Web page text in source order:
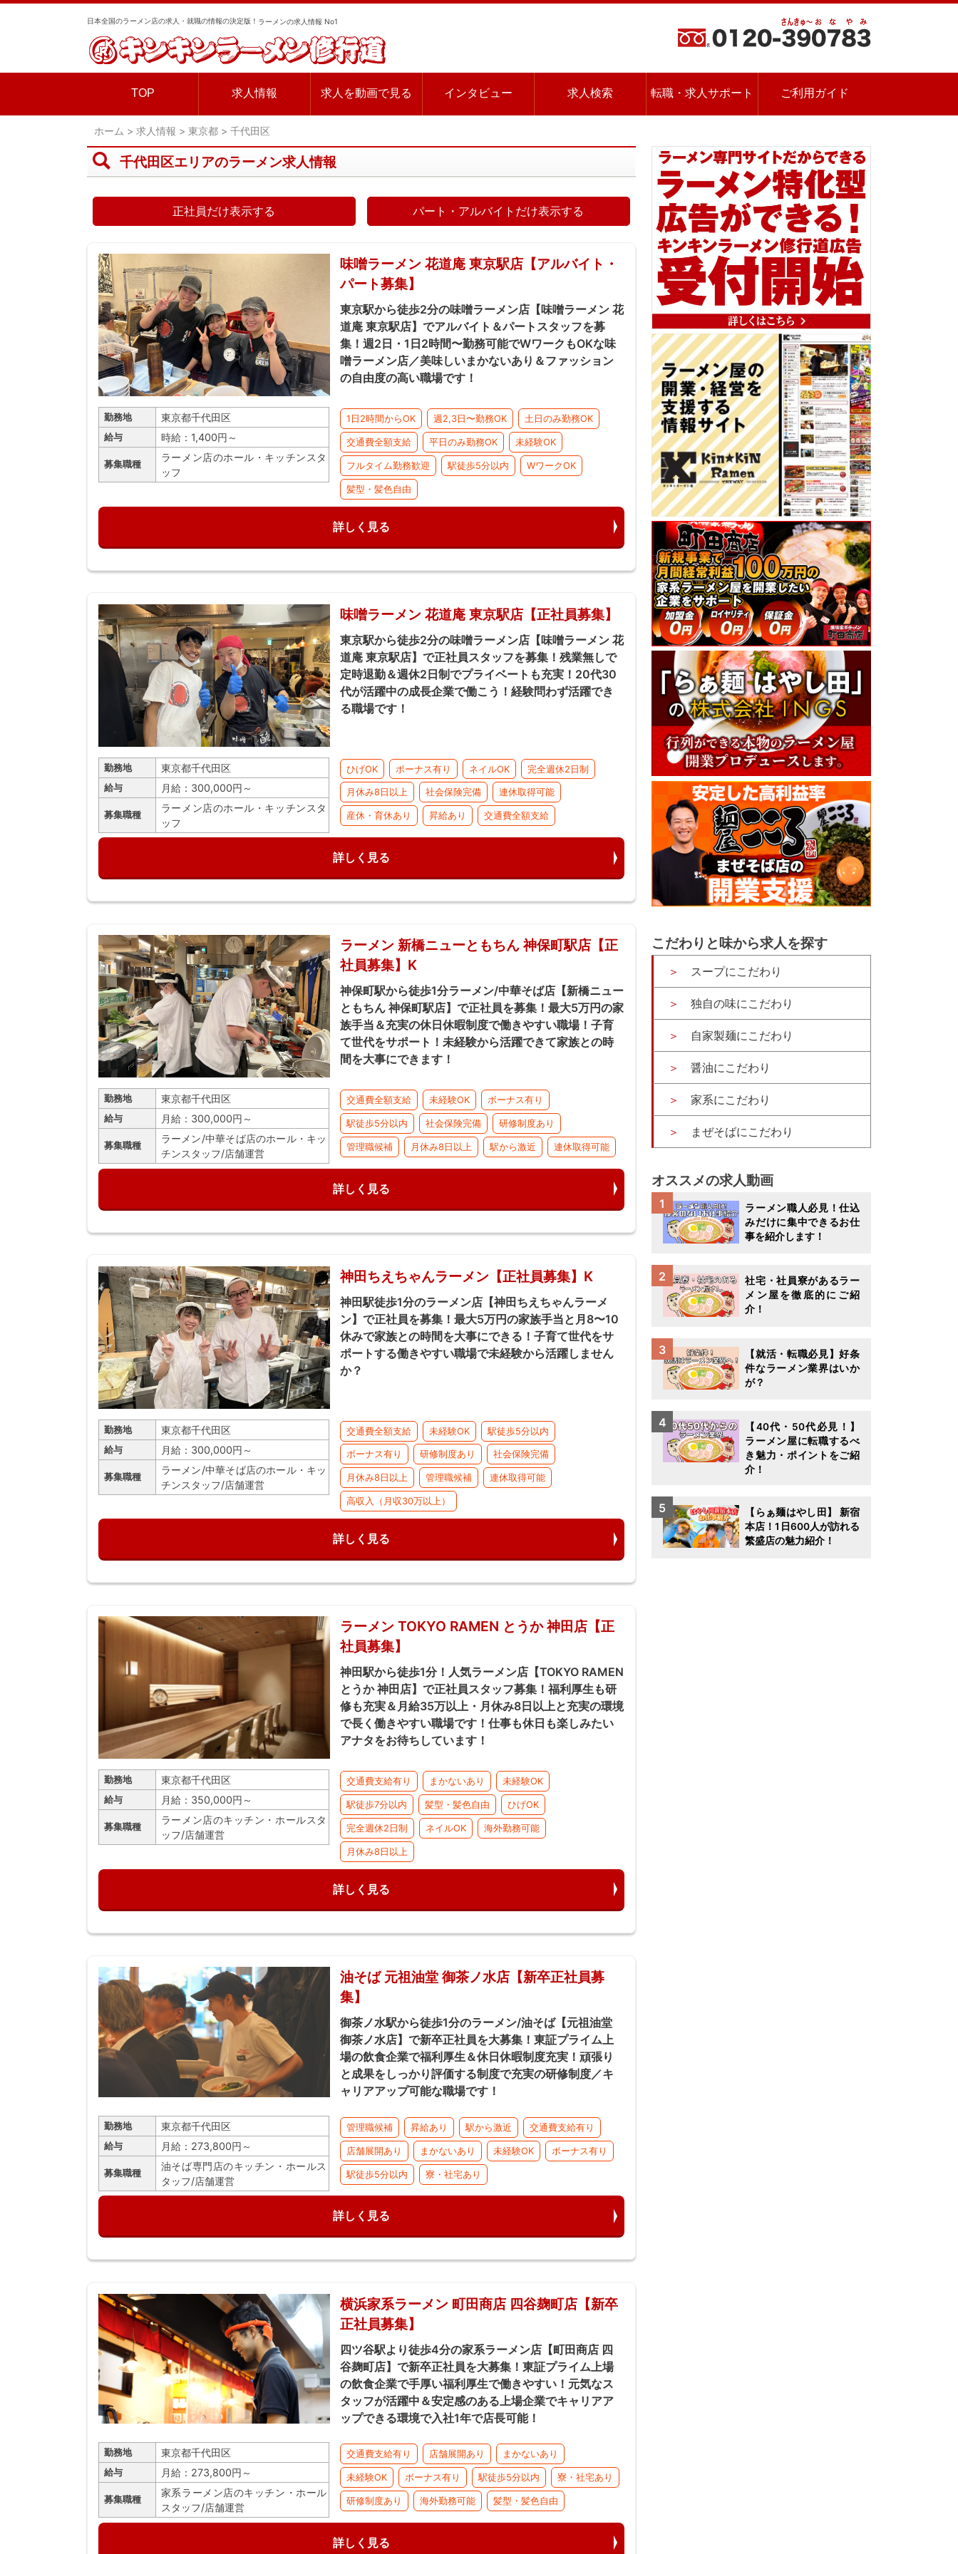
日本全国のラーメン店の求人・就職の情報の決定版！ ラーメンの求人情報 No1
TOP 求人情報 求人を動画で見る インタビュー 求人検索 転職・求人サポート ご利用ガイド
ホーム > 求人情報 > 東京都 > 千代田区
千代田区エリアのラーメン求人情報
正社員だけ表示する パート・アルバイトだけ表示する
味噌ラーメン 花道庵 東京駅店【アルバイト・
パート募集】
東京駅から徒歩2分の味噌ラーメン店【味噌ラーメン 花
道庵 東京駅店】でアルバイト＆パートスタッフを募
集！週2日・1日2時間〜勤務可能でWワークもOKな味
噌ラーメン店／美味しいまかないあり＆ファッション
の自由度の高い職場です！
勤務地 東京都千代田区
給与 時給：1,400円～
募集職種
ラーメン店のホール・キッチンスタ
ッフ
1日2時間からOK 週2,3日〜勤務OK 土日のみ勤務OK
交通費全額支給 平日のみ勤務OK 未経験OK
フルタイム勤務歓迎 駅徒歩5分以内 WワークOK
髪型・髪色自由
詳しく見る
味噌ラーメン 花道庵 東京駅店【正社員募集】
東京駅から徒歩2分の味噌ラーメン店【味噌ラーメン 花
道庵 東京駅店】で正社員スタッフを募集！残業無しで
定時退勤＆週休2日制でプライベートも充実！20代30
代が活躍中の成長企業で働こう！経験問わず活躍でき
る職場です！
勤務地 東京都千代田区
給与 月給：300,000円～
募集職種
ラーメン店のホール・キッチンスタ
ッフ
ひげOK ボーナス有り ネイルOK 完全週休2日制
月休み8日以上 社会保険完備 連休取得可能
産休・育休あり 昇給あり 交通費全額支給
詳しく見る
ラーメン 新橋ニューともちん 神保町駅店【正
社員募集】K
神保町駅から徒歩1分ラーメン/中華そば店【新橋ニュー
ともちん 神保町駅店】で正社員を募集！最大5万円の家
族手当＆充実の休日休暇制度で働きやすい職場！子育
て世代をサポート！未経験から活躍できて家族との時
間を大事にできます！
勤務地 東京都千代田区
給与 月給：300,000円～
募集職種
ラーメン/中華そば店のホール・キッ
チンスタッフ/店舗運営
交通費全額支給 未経験OK ボーナス有り
駅徒歩5分以内 社会保険完備 研修制度あり
管理職候補 月休み8日以上 駅から激近 連休取得可能
詳しく見る
神田ちえちゃんラーメン【正社員募集】K
神田駅徒歩1分のラーメン店【神田ちえちゃんラーメ
ン】で正社員を募集！最大5万円の家族手当と月8〜10
休みで家族との時間を大事にできる！子育て世代をサ
ポートする働きやすい職場で未経験から活躍しません
か？
勤務地 東京都千代田区
給与 月給：300,000円～
募集職種
ラーメン/中華そば店のホール・キッ
チンスタッフ/店舗運営
交通費全額支給 未経験OK 駅徒歩5分以内
ボーナス有り 研修制度あり 社会保険完備
月休み8日以上 管理職候補 連休取得可能
高収入（月収30万以上）
詳しく見る
ラーメン TOKYO RAMEN とうか 神田店【正
社員募集】
神田駅から徒歩1分！人気ラーメン店【TOKYO RAMEN
とうか 神田店】で正社員スタッフ募集！福利厚生も研
修も充実＆月給35万以上・月休み8日以上と充実の環境
で長く働きやすい職場です！仕事も休日も楽しみたい
アナタをお待ちしています！
勤務地 東京都千代田区
給与 月給：350,000円～
募集職種
ラーメン店のキッチン・ホールスタ
ッフ/店舗運営
交通費支給有り まかないあり 未経験OK
駅徒歩7分以内 髪型・髪色自由 ひげOK
完全週休2日制 ネイルOK 海外勤務可能
月休み8日以上
詳しく見る
油そば 元祖油堂 御茶ノ水店【新卒正社員募
集】
御茶ノ水駅から徒歩1分のラーメン/油そば【元祖油堂
御茶ノ水店】で新卒正社員を大募集！東証プライム上
場の飲食企業で福利厚生＆休日休暇制度充実！頑張り
と成果をしっかり評価する制度で充実の研修制度／キ
ャリアアップ可能な職場です！
勤務地 東京都千代田区
給与 月給：273,800円～
募集職種
油そば専門店のキッチン・ホールス
タッフ/店舗運営
管理職候補 昇給あり 駅から激近 交通費支給有り
店舗展開あり まかないあり 未経験OK ボーナス有り
駅徒歩5分以内 寮・社宅あり
詳しく見る
横浜家系ラーメン 町田商店 四谷麹町店【新卒
正社員募集】
四ツ谷駅より徒歩4分の家系ラーメン店【町田商店 四
谷麹町店】で新卒正社員を大募集！東証プライム上場
の飲食企業で手厚い福利厚生で働きやすい！元気なス
タッフが活躍中＆安定感のある上場企業でキャリアア
ップできる環境で入社1年で店長可能！
勤務地 東京都千代田区
給与 月給：273,800円～
募集職種
家系ラーメン店のキッチン・ホール
スタッフ/店舗運営
交通費支給有り 店舗展開あり まかないあり
未経験OK ボーナス有り 駅徒歩5分以内 寮・社宅あり
研修制度あり 海外勤務可能 髪型・髪色自由
詳しく見る
こだわりと味から求人を探す
スープにこだわり
独自の味にこだわり
自家製麺にこだわり
醤油にこだわり
家系にこだわり
まぜそばにこだわり
オススメの求人動画
ラーメン職人必見！仕込
みだけに集中できるお仕
事を紹介します！
社宅・社員寮があるラー
メン屋を徹底的にご紹
介！
【就活・転職必見】好条
件なラーメン業界はいか
が？
【40代・50代必見！】
ラーメン屋に転職するべ
き魅力・ポイントをご紹
介！
【らぁ麺はやし田】 新宿
本店！1日600人が訪れる
繁盛店の魅力紹介！